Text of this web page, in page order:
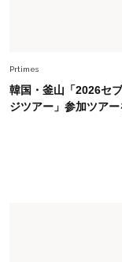
中
幸
Prtimes
韓国・釜山「2026セ
ジツアー」参加ツア